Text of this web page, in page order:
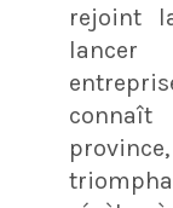
rejoint
lancer
connaît